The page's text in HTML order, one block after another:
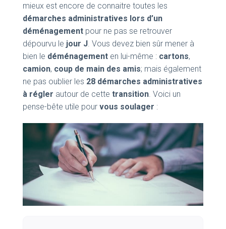
mieux est encore de connaitre toutes les
démarches administratives lors d’un
déménagement pour ne pas se retrouver
dépourvu le jour J. Vous devez bien sûr mener à
bien le déménagement en lui-même : cartons,
camion, coup de main des amis; mais également
ne pas oublier les 28 démarches administratives
à régler autour de cette transition. Voici un
pense-bête utile pour vous soulager :